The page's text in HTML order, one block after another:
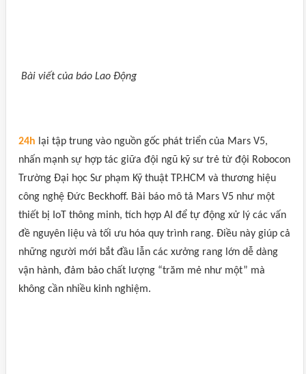
Bài viết của báo Lao Động
24h lại tập trung vào nguồn gốc phát triển của Mars V5,
nhấn mạnh sự hợp tác giữa đội ngũ kỹ sư trẻ từ đội Robocon
Trường Đại học Sư phạm Kỹ thuật TP.HCM và thương hiệu
công nghệ Đức Beckhoff. Bài báo mô tả Mars V5 như một
thiết bị IoT thông minh, tích hợp AI để tự động xử lý các vấn
đề nguyên liệu và tối ưu hóa quy trình rang. Điều này giúp cả
những người mới bắt đầu lẫn các xưởng rang lớn dễ dàng
vận hành, đảm bảo chất lượng “trăm mẻ như một” mà
không cần nhiều kinh nghiệm.